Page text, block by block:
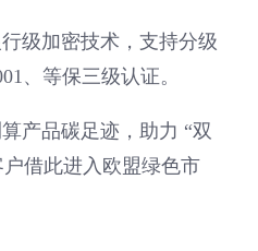
行级加密技术，支持分级
、等保三级认证。
产品碳足迹，助力 “双
借此进入欧盟绿色市